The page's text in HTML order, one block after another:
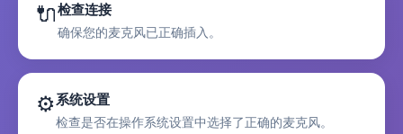
🔌检查连接
确保您的麦克风已正确插入。
⚙️系统设置
检查是否在操作系统设置中选择了正确的麦克风。